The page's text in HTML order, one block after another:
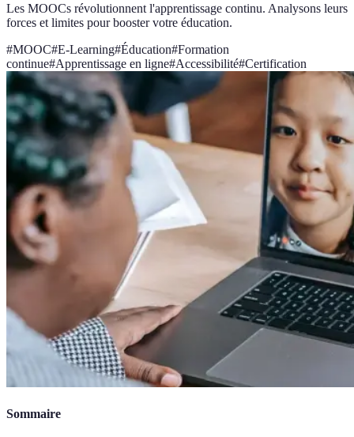
Les MOOCs révolutionnent l'apprentissage continu. Analysons leurs
forces et limites pour booster votre éducation.
#MOOC#E-Learning#Éducation#Formation
continue#Apprentissage en ligne#Accessibilité#Certification
Sommaire